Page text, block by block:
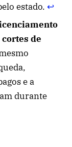
estado. ↩︎
de
e a
durante